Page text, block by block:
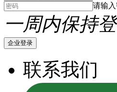
请输
一周内保持
企业登录
联系我们